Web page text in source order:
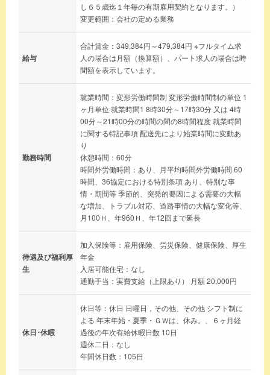
し６５歳迄１年毎の有期雇用契約となります。）
変更範囲：会社の定める業務
給与
合計賃金：349,384円～479,384円 ※フルタイム求
人の場合は月額（換算額）、パート求人の場合は時
間額を表示しています。
勤務時間
就業時間：変形労働時間制 変形労働時間制の単位 1
ヶ月単位 就業時間1 8時30分～17時30分 又は 4時
00分～21時00分の時間の間の8時間程度 就業時間
に関する特記事項 配送先により始業時間に変動あ
り
休憩時間：60分
時間外労働時間：あり、月平均時間外労働時間 60
時間、36協定における特別条項 あり、特別な事
情・期間等 季節的、突発的要因による需要の大幅
な増加、トラブル対応、道路事情の大幅な変化等、
月100Ｈ、年960Ｈ、年12回まで延長
待遇及び福利厚
生
加入保険等：雇用保険、労災保険、健康保険、厚生
年金
入居可能住宅：なし
通勤手当：実費支給（上限あり） 月額 20,000円
休日･休暇
休日等：休日 日曜日，その他、その他 シフト制に
よる 年末年始・夏季・ＧＷは、休み。、６ヶ月経
過後の年次有給休暇日数 10日
週休二日：なし
年間休日数：105日